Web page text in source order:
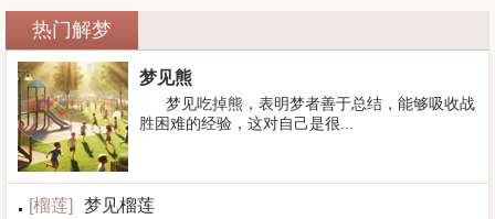
热门解梦
梦见熊
梦见吃掉熊，表明梦者善于总结，能够吸收战
胜困难的经验，这对自己是很...
[榴莲]
梦见榴莲